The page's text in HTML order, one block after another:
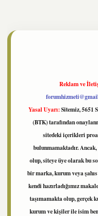
Reklam ve
Yasal Uyarı:Sitemiz, 5651
(BTK) tarafından
sitedeki içerikleri
bulunmamaktadır.
olup, siteye üye olarak bu
bir marka, kurum veya
kendi hazırladığımız
taşımamakta olup, gerçek
kurum ve kişiler ile isim